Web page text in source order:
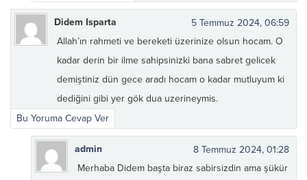
Didem Isparta
5 Temmuz 2024, 06:59
Allah’ın rahmeti ve bereketi üzerinize olsun hocam. O
kadar derin bir ilme sahipsinizki bana sabret gelicek
demiştiniz dün gece aradı hocam o kadar mutluyum ki
dediğini gibi yer gök dua uzerineymis.
Bu Yoruma Cevap Ver
admin
8 Temmuz 2024, 01:28
Merhaba Didem başta biraz sabirsizdin ama şükür